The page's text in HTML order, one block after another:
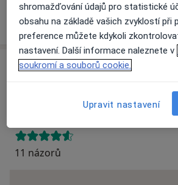
Víceo adrese
Názory
Přidejte svůj názor
11 názorů
shromažďování údajů pro statistické
obsahu na základě vašich zvyklostí při
preference můžete kdykoli
nastavení. Další informace naleznete v
soukromí a souborů cookie.
Upravit nastavení